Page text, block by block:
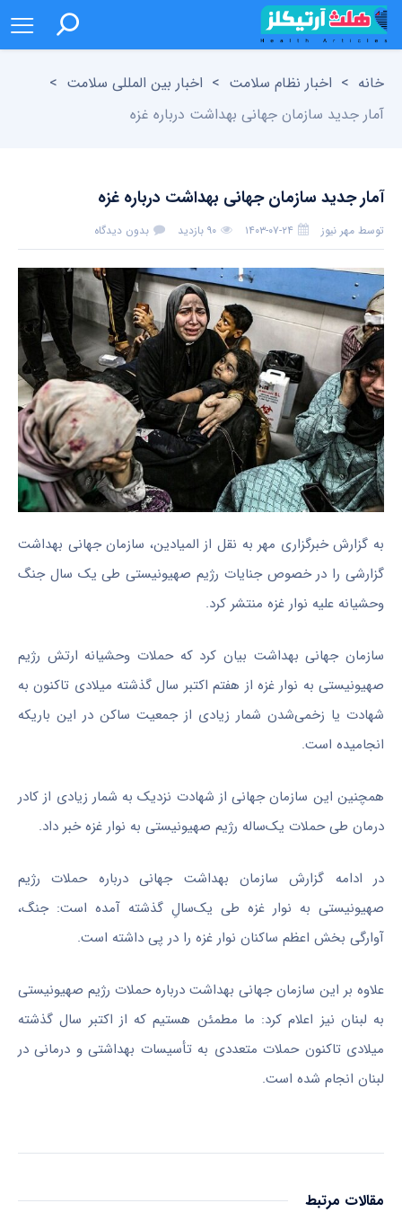
خانه > اخبار نظام سلامت > اخبار بین المللی سلامت >
آمار جدید سازمان جهانی بهداشت درباره غزه
آمار جدید سازمان جهانی بهداشت درباره غزه
توسط مهر نیوز ۱۴۰۳-۰۷-۲۴ ۹۰ بازدید بدون دیدگاه
به گزارش خبرگزاری مهر به نقل از المیادین، سازمان جهانی بهداشت
گزارشی را در خصوص جنایات رژیم صهیونیستی طی یک سال جنگ
وحشیانه علیه نوار غزه منتشر کرد.
سازمان جهانی بهداشت بیان کرد که حملات وحشیانه ارتش رژیم
صهیونیستی به نوار غزه از هفتم اکتبر سال گذشته میلادی تاکنون به
شهادت یا زخمی‌شدن شمار زیادی از جمعیت ساکن در این باریکه
انجامیده است.
همچنین این سازمان جهانی از شهادت نزدیک به شمار زیادی از کادر
درمان طی حملات یک‌ساله رژیم صهیونیستی به نوار غزه خبر داد.
در ادامه گزارش سازمان بهداشت جهانی درباره حملات رژیم
صهیونیستی به نوار غزه طی یک‌سالِ گذشته آمده است: جنگ،
آوارگی بخش اعظم ساکنان نوار غزه را در پی داشته است.
علاوه بر این سازمان جهانی بهداشت درباره حملات رژیم صهیونیستی
به لبنان نیز اعلام کرد: ما مطمئن هستیم که از اکتبر سال گذشته
میلادی تاکنون حملات متعددی بهتأسیسات بهداشتی و درمانی در
لبنان انجام شده است.
مقالات مرتبط